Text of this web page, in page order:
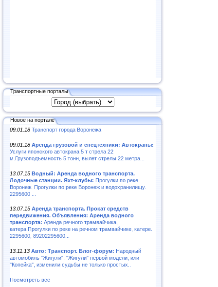
Транспортные порталы
Новое на портале
09.01.18 Транспорт города Воронежа
09.01.18 Аренда грузовой и спецтехники: Автокраны:
Услуги японского автокрана 5 т стрела 22
м.Грузоподъемность 5 тонн, вылет стрелы 22 метра...
13.07.15 Водный: Аренда водного транспорта.
Лодочные станции. Яхт-клубы: Прогулки по реке
Воронеж. Прогулки по реке Воронеж и водохранилищу.
2295600 ...
13.07.15 Аренда транспорта. Прокат средств
передвижения. Объявления: Аренда водного
транспорта: Аренда речного трамвайчика,
катера.Прогулки по реке на речном трамвайчике, катере.
2295600, 89202295600...
13.11.13 Авто: Транспорт. Блог-форум: Народный
автомобиль "Жигули". "Жигули" первой модели, или
"Копейка", изменили судьбы не только простых..
Посмотреть все